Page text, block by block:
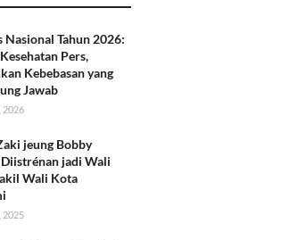
Nasional Tahun 2026:
Pers,
Kebebasan yang
Jawab
2026
jeung Bobby
jadi Wali
Wali Kota
2025